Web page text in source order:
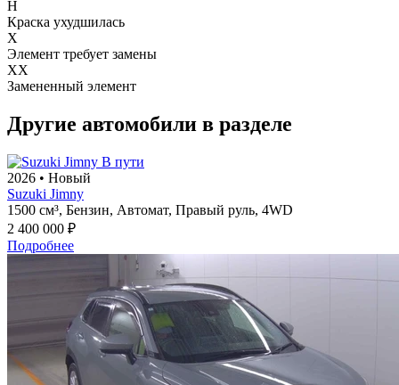
H
Краска ухудшилась
X
Элемент требует замены
XX
Замененный элемент
Другие автомобили в разделе
В пути
2026 • Новый
Suzuki Jimny
1500 см³, Бензин, Автомат, Правый руль, 4WD
2 400 000 ₽
Подробнее